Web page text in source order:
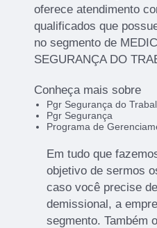
oferece atendimento
qualificados que
no segmento de
SEGURANÇA DO
Conheça mais sobre
Pgr Segurança do
Pgr Segurança
Programa de
Em tudo que
objetivo de sermos
caso você precise
demissional, a
segmento. Também